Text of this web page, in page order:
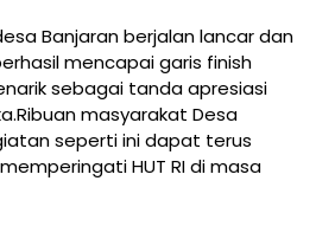
Banjaran berjalan lancar dan
mencapai garis finish
sebagai tanda apresiasi
masyarakat Desa
seperti ini dapat terus
HUT RI di masa